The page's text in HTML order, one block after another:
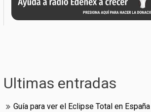
Ultimas entradas
Guía para ver el Eclipse Total en